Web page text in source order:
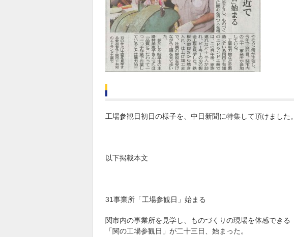
工場参観日初日の様子を、中日新聞に特集して頂けました。
以下掲載本文
31事業所「工場参観日」始まる
関市内の事業所を見学し、ものづくりの現場を体感できる
「関の工場参観日」が二十三日、始まった。